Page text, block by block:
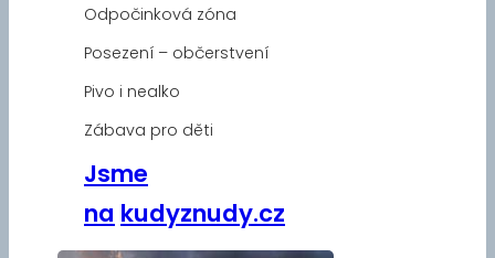
Odpočinková zóna
Posezení – občerstvení
Pivo i nealko
Zábava pro děti
Jsme
na kudyznudy.cz